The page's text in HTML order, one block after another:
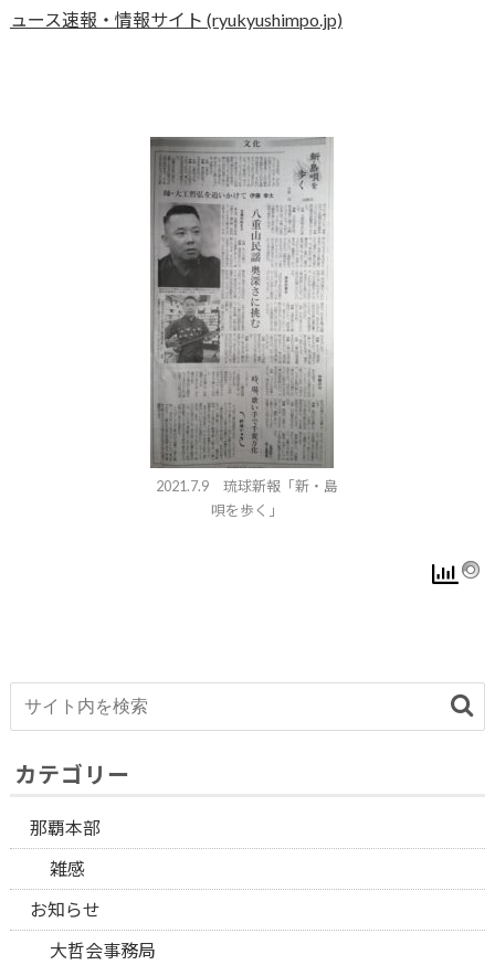
ュース速報・情報サイト (ryukyushimpo.jp)
2021.7.9 琉球新報「新・島
唄を歩く」
カテゴリー
那覇本部
雑感
お知らせ
大哲会事務局